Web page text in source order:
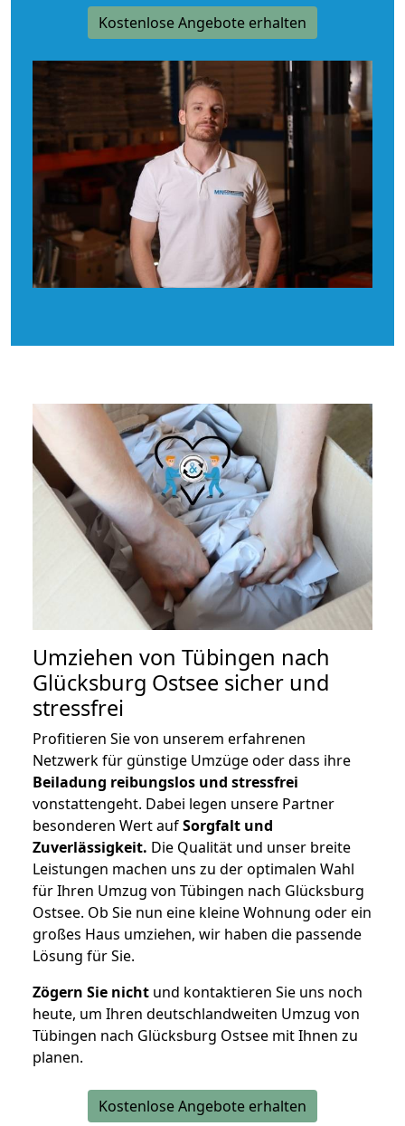
Kostenlose Angebote erhalten
Umziehen von Tübingen nach
Glücksburg Ostsee sicher und
stressfrei
Profitieren Sie von unserem erfahrenen
Netzwerk für günstige Umzüge oder dass ihre
Beiladung reibungslos und stressfrei
vonstattengeht. Dabei legen unsere Partner
besonderen Wert aufSorgfalt und
Zuverlässigkeit. Die Qualität und unser breite
Leistungen machen uns zu der optimalen Wahl
für Ihren Umzug von Tübingen nach Glücksburg
Ostsee. Ob Sie nun eine kleine Wohnung oder ein
großes Haus umziehen, wir haben die passende
Lösung für Sie.
Zögern Sie nicht und kontaktieren Sie uns noch
heute, um Ihren deutschlandweiten Umzug von
Tübingen nach Glücksburg Ostsee mit Ihnen zu
planen.
Kostenlose Angebote erhalten